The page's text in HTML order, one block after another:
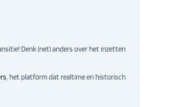
Denk (net) anders over het inzetten
, het platform dat realtime en historisch